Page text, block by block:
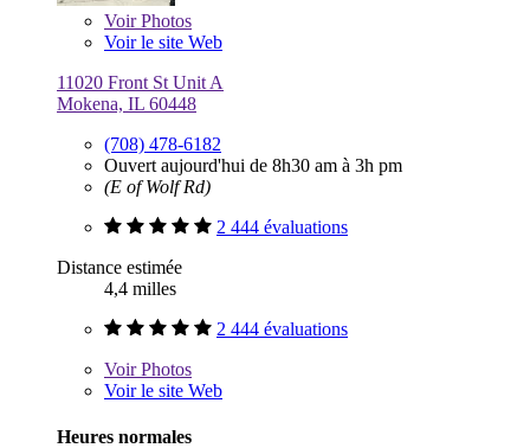
VoirPhotos
Voir le site Web
11020 Front St Unit A
Mokena, IL 60448
(708) 478-6182
Ouvert aujourd'hui de 8h30 am à 3h pm
(E of Wolf Rd)
2 444 évaluations
Distance estimée
4,4 milles
2 444 évaluations
VoirPhotos
Voir le site Web
Heures normales